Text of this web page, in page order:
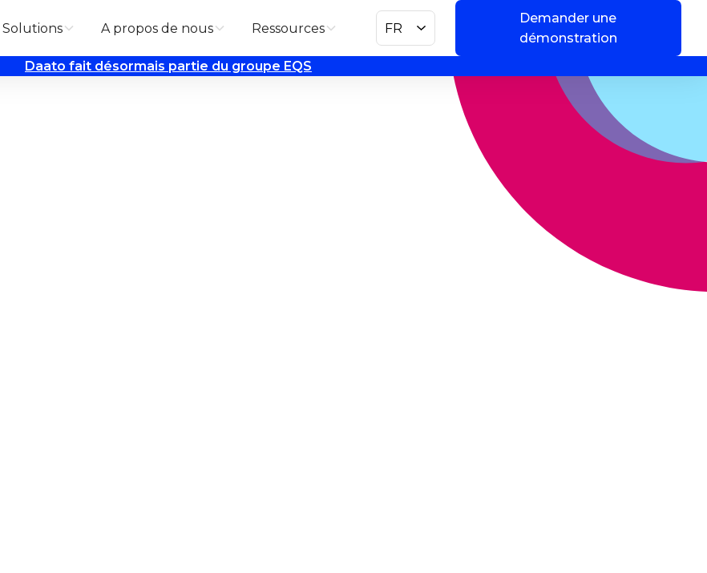
Solutions A propos de nous Ressources FR
Demander une
démonstration
Daato fait désormais partie du groupe EQS